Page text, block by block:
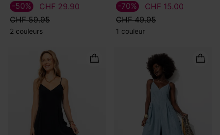
CHF 29.90
CHF 59.95
-50%
2 couleurs
CHF 15.00
CHF 49.95
-70%
1 couleur